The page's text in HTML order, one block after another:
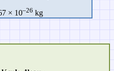
× 10–26 kg